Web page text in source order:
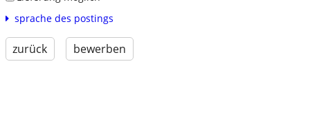
sprache des postings
zurück bewerben